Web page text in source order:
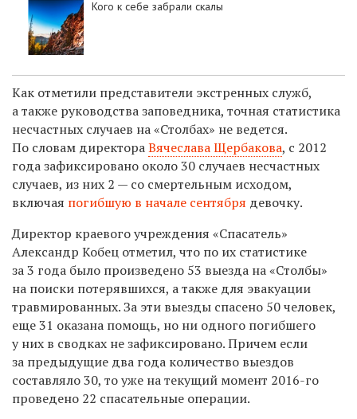
Кого к себе забрали скалы
Как отметили представители экстренных служб,
а также руководства заповедника, точная статистика
несчастных случаев на «Столбах» не ведется.
По словам директораВячеслава Щербакова, с 2012
года зафиксировано около 30 случаев несчастных
случаев, из них 2 — со смертельным исходом,
включая погибшую в начале сентября девочку.
Директор краевого учреждения «Спасатель»
Александр Кобец отметил, что по их статистике
за 3 года было произведено 53 выезда на «Столбы»
на поиски потерявшихся, а также для эвакуации
травмированных. За эти выезды спасено 50 человек,
еще 31 оказана помощь, но ни одного погибшего
у них в сводках не зафиксировано. Причем если
за предыдущие два года количество выездов
составляло 30, то уже на текущий момент 2016-го
проведено 22 спасательные операции.